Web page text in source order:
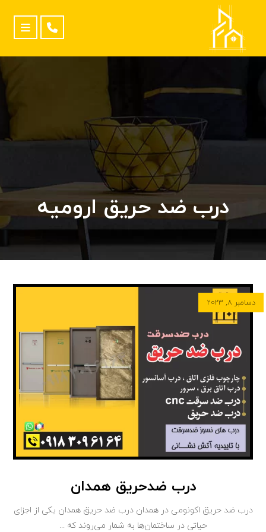
درب ضد حریق ارومیه
درب ضدحریق همدان
دسامبر ۸, ۲۰۲۳
درب‌ ضد حریق اکونومی در همدان درب‌ ضد حریق همدان یکی از اجزای
حیاتی در ساختمان‌ها به شمار می‌روند که ...